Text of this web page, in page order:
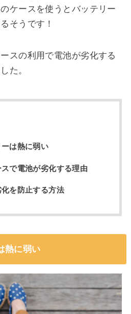
ケースを使うとバッテリー
そうです！
スの利用で電池が劣化する
た。
は熱に弱い
で電池が劣化する理由
を防止する方法
熱に弱い